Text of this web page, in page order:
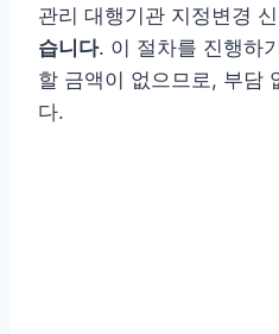
관리 대행기관 지정변경
습니다. 이 절차를 진행하
할 금액이 없으므로, 부담
다.